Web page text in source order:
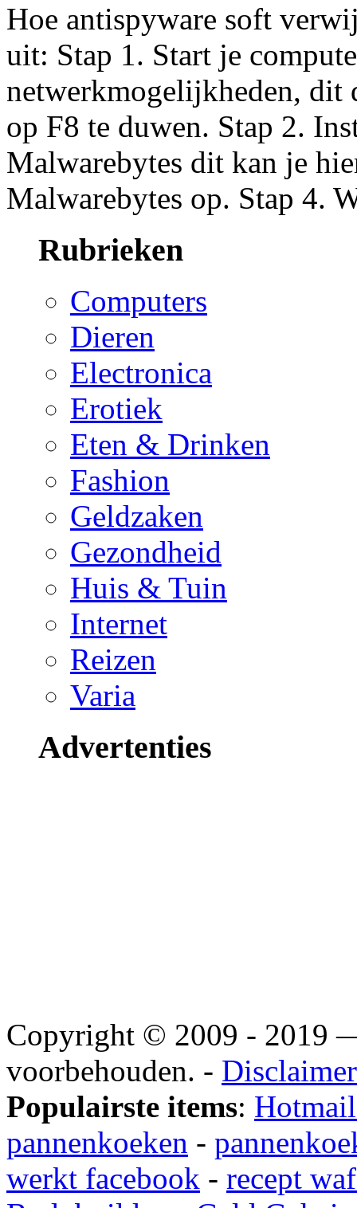
Hoe antispyware soft
uit: Stap 1. Start je
netwerkmogelijkheden, dit
op F8 te duwen. Stap 2.
Malwarebytes dit kan je
Malwarebytes op. Stap 4.
Rubrieken
Computers
Dieren
Electronica
Erotiek
Eten & Drinken
Fashion
Geldzaken
Gezondheid
Huis & Tuin
Internet
Reizen
Varia
Advertenties
Copyright © 2009 - 2019
voorbehouden. - Disclaimer
Populairste items:
pannenkoeken -
werkt facebook - recept